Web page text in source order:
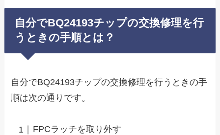
自分でBQ24193チップの交換修理を行
うときの手順とは？
自分でBQ24193チップの交換修理を行うときの手
順は次の通りです。
FPCラッチを取り外す